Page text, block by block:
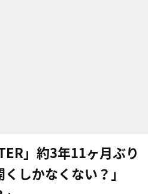
」約3年11ヶ月ぶり
しかなくない？」